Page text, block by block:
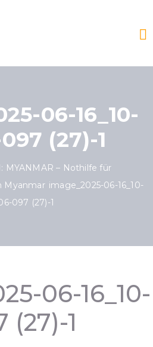
06-16_10-
(27)-1
MYANMAR – Nothilfe für
Myanmar image_2025-06-16_10-
097 (27)-1
06-16_10-
(27)-1